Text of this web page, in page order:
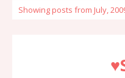
Showing posts from July,